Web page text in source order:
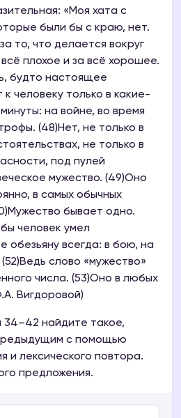
«Моя хата с
были бы с краю, нет.
то, что делается вокруг
плохое и за всё хорошее.
будто настоящее
человеку только в какие-
на войне, во время
(48)Нет, не только в
не только в
под пулей
мужество. (49)Оно
в самых обычных
бывает одно.
человек умел
обезьяну всегда: в бою, на
слово «мужество»
числа. (53)Оно в любых
Вигдоровой)
найдите такое,
с помощью
и лексического повтора.
предложения.